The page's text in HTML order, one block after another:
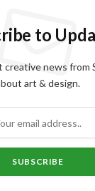
to
news from
art & design.